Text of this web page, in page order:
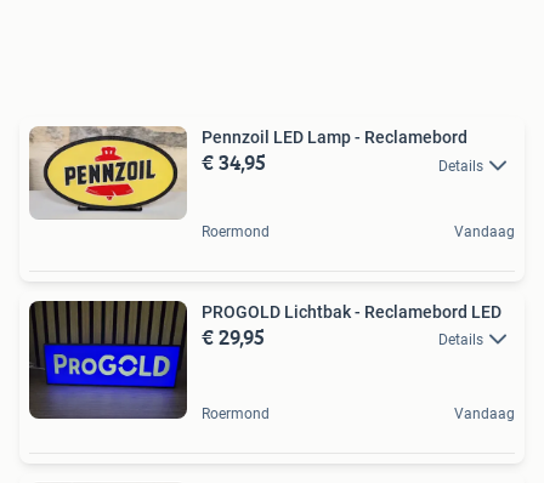
Pennzoil LED Lamp - Reclamebord
€ 34,95 Details
Roermond Vandaag
PROGOLD Lichtbak - Reclamebord LED
€ 29,95 Details
Roermond Vandaag